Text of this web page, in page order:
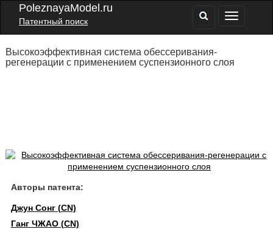
PoleznayaModel.ru
Патентный поиск
Высокоэффективная система обессеривания-
регенерации с применением суспензионного слоя
Авторы патента:
Джун Сонг (CN)
Ганг ЧЖАО (CN)